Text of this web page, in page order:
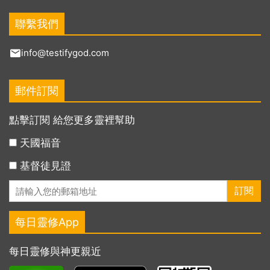
聯繫我們
info@testifygod.com
郵件訂閱
點擊訂閱 給您更多靈裡幫助
天國福音
基督徒見證
每日靈修App
每日靈修與神更親近